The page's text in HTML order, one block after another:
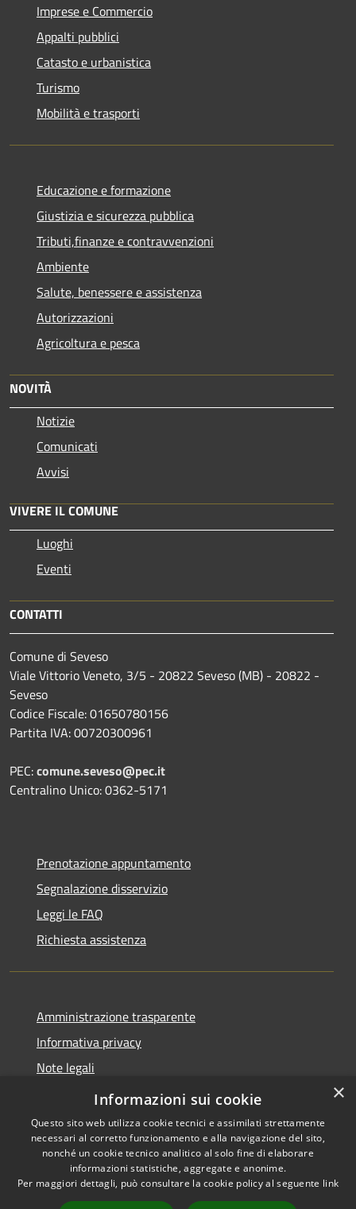
Imprese e Commercio
Appalti pubblici
Catasto e urbanistica
Turismo
Mobilità e trasporti
Educazione e formazione
Giustizia e sicurezza pubblica
Tributi,finanze e contravvenzioni
Ambiente
Salute, benessere e assistenza
Autorizzazioni
Agricoltura e pesca
NOVITÀ
Notizie
Comunicati
Avvisi
VIVERE IL COMUNE
Luoghi
Eventi
CONTATTI
Comune di Seveso
Viale Vittorio Veneto, 3/5 - 20822 Seveso (MB) - 20822 -
Seveso
Codice Fiscale: 01650780156
Partita IVA: 00720300961
PEC:comune.seveso@pec.it
Centralino Unico: 0362-5171
Prenotazione appuntamento
Segnalazione disservizio
Leggi le FAQ
Richiesta assistenza
Amministrazione trasparente
Informativa privacy
Note legali
Dichiarazione di accessibilità
Accessibilità
Copyright © 2026 • Città di
Seveso • Powered by
×
Informazioni sui cookie
Questo sito web utilizza cookie tecnici e assimilati strettamente
necessari al corretto funzionamento e alla navigazione del sito,
nonché un cookie tecnico analitico al solo fine di elaborare
informazioni statistiche, aggregate e anonime.
Per maggiori dettagli, può consultare la cookie policy al seguente link